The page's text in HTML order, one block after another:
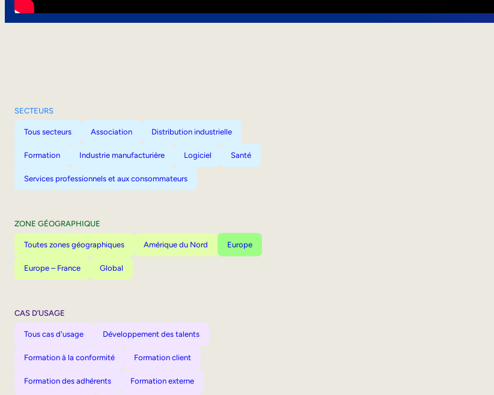
SECTEURS
Tous secteurs Association Distribution industrielle
Formation Industrie manufacturière Logiciel Santé
Services professionnels et aux consommateurs
ZONE GÉOGRAPHIQUE
Toutes zones géographiques Amérique du Nord Europe
Europe – France Global
CAS D’USAGE
Tous cas d'usage Développement des talents
Formation à la conformité Formation client
Formation des adhérents Formation externe